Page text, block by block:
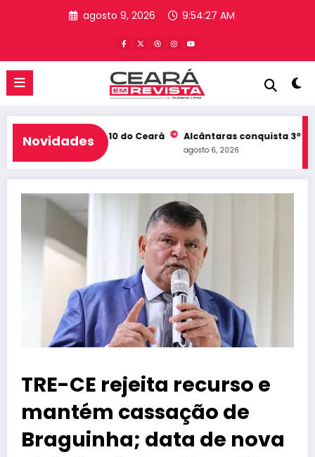
agosto 9, 2026 9:54:28 AM
Novidades
e entra no Top 10 do Ceará Alcântaras conquista 3º lugar
agosto 6, 2026
TRE-CE rejeita recurso e
mantém cassação de
Braguinha; data de nova